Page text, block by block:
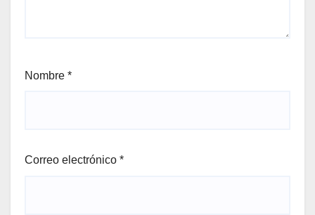
Nombre *
Correo electrónico *